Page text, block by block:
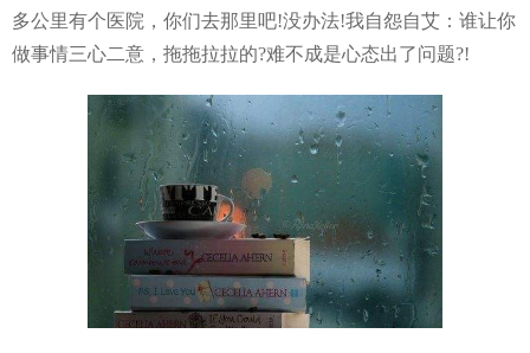
多公里有个医院，你们去那里吧!没办法!我自怨自艾：谁让你
做事情三心二意，拖拖拉拉的?难不成是心态出了问题?!